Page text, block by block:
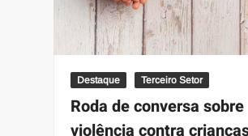
Destaque Terceiro Setor
Roda de conversa sobre
violência contra